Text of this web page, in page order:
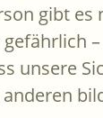
gibt es
–
unsere